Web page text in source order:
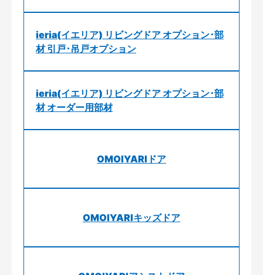
ieria(イエリア) リビングドア オプション･部
材 引戸･吊戸オプション
ieria(イエリア) リビングドア オプション･部
材 オーダー用部材
OMOIYARIドア
OMOIYARIキッズドア